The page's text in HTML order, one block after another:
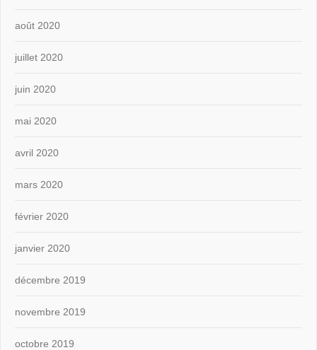
août 2020
juillet 2020
juin 2020
mai 2020
avril 2020
mars 2020
février 2020
janvier 2020
décembre 2019
novembre 2019
octobre 2019